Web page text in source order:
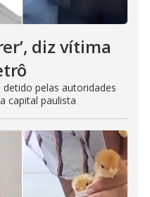
diz vítima
pelas autoridades
capital paulista